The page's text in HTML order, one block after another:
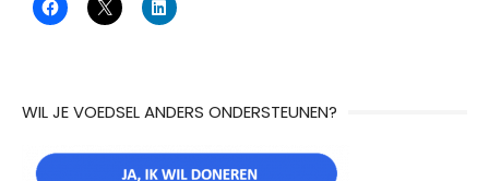
WIL JE VOEDSEL ANDERS ONDERSTEUNEN?